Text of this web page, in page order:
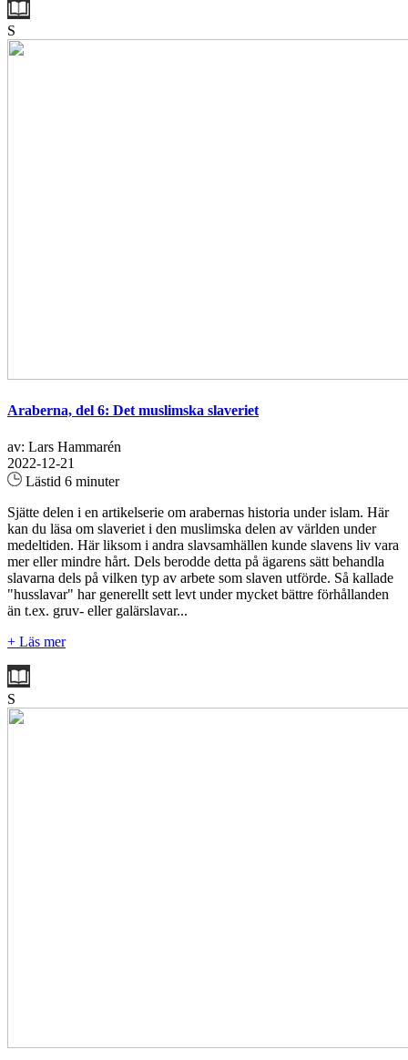
S
Araberna, del 6: Det muslimska slaveriet
av: Lars Hammarén
2022-12-21
Lästid 6 minuter
Sjätte delen i en artikelserie om arabernas historia under islam. Här
kan du läsa om slaveriet i den muslimska delen av världen under
medeltiden. Här liksom i andra slavsamhällen kunde slavens liv vara
mer eller mindre hårt. Dels berodde detta på ägarens sätt behandla
slavarna dels på vilken typ av arbete som slaven utförde. Så kallade
"husslavar" har generellt sett levt under mycket bättre förhållanden
än t.ex. gruv- eller galärslavar...
+ Läs mer
S